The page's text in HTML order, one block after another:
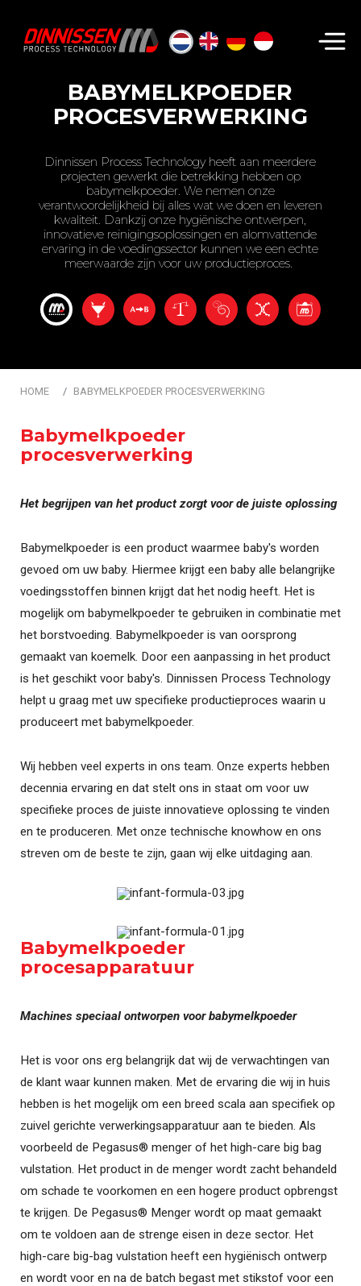
BABYMELKPOEDER
PROCESVERWERKING
Dinnissen Process Technology heeft aan meerdere
projecten gewerkt die betrekking hebben op
babymelkpoeder. We nemen onze
verantwoordelijkheid bij alles wat we doen en leveren
kwaliteit. Dankzij onze hygiënische ontwerpen,
innovatieve reinigingsoplossingen en alomvattende
ervaring in de voedingssector kunnen we een echte
meerwaarde zijn voor uw productieproces.
HOME BABYMELKPOEDER PROCESVERWERKING
Babymelkpoeder
procesverwerking
Het begrijpen van het product zorgt voor de juiste oplossing
Babymelkpoeder is een product waarmee baby's worden
gevoed om uw baby. Hiermee krijgt een baby alle belangrijke
voedingsstoffen binnen krijgt dat het nodig heeft. Het is
mogelijk om babymelkpoeder te gebruiken in combinatie met
het borstvoeding. Babymelkpoeder is van oorsprong
gemaakt van koemelk. Door een aanpassing in het product
is het geschikt voor baby's. Dinnissen Process Technology
helpt u graag met uw specifieke productieproces waarin u
produceert met babymelkpoeder.
Wij hebben veel experts in ons team. Onze experts hebben
decennia ervaring en dat stelt ons in staat om voor uw
specifieke proces de juiste innovatieve oplossing te vinden
en te produceren. Met onze technische knowhow en ons
streven om de beste te zijn, gaan wij elke uitdaging aan.
Babymelkpoeder
procesapparatuur
Machines speciaal ontworpen voor babymelkpoeder
Het is voor ons erg belangrijk dat wij de verwachtingen van
de klant waar kunnen maken. Met de ervaring die wij in huis
hebben is het mogelijk om een breed scala aan specifiek op
zuivel gerichte verwerkingsapparatuur aan te bieden. Als
voorbeeld de Pegasus® menger of het high-care big bag
vulstation. Het product in de menger wordt zacht behandeld
om schade te voorkomen en een hogere product opbrengst
te krijgen. De Pegasus® Menger wordt op maat gemaakt
om te voldoen aan de strenge eisen in deze sector. Het
high-care big-bag vulstation heeft een hygiënisch ontwerp
en wordt voor en na de batch begast met stikstof voor een